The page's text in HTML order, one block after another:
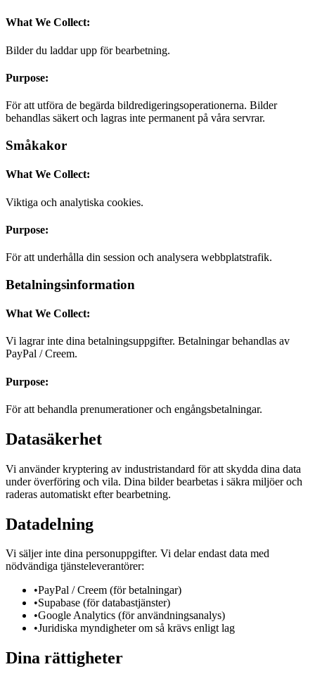
What We Collect:
Bilder du laddar upp för bearbetning.
Purpose:
För att utföra de begärda bildredigeringsoperationerna. Bilder
behandlas säkert och lagras inte permanent på våra servrar.
Småkakor
What We Collect:
Viktiga och analytiska cookies.
Purpose:
För att underhålla din session och analysera webbplatstrafik.
Betalningsinformation
What We Collect:
Vi lagrar inte dina betalningsuppgifter. Betalningar behandlas av
PayPal / Creem.
Purpose:
För att behandla prenumerationer och engångsbetalningar.
Datasäkerhet
Vi använder kryptering av industristandard för att skydda dina data
under överföring och vila. Dina bilder bearbetas i säkra miljöer och
raderas automatiskt efter bearbetning.
Datadelning
Vi säljer inte dina personuppgifter. Vi delar endast data med
nödvändiga tjänsteleverantörer:
•PayPal / Creem (för betalningar)
•Supabase (för databastjänster)
•Google Analytics (för användningsanalys)
•Juridiska myndigheter om så krävs enligt lag
Dina rättigheter